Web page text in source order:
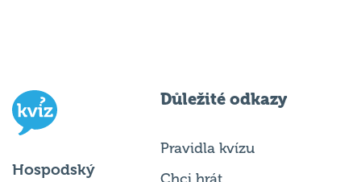
Hospodský
Důležité odkazy
Pravidla kvízu
Chci hrát